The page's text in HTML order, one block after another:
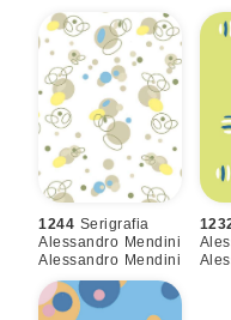
1244 Serigrafia
Alessandro Mendini
Alessandro Mendini